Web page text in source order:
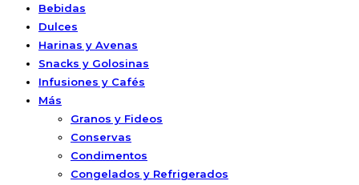
Bebidas
Dulces
Harinas y Avenas
Snacks y Golosinas
Infusiones y Cafés
Más
Granos y Fideos
Conservas
Condimentos
Congelados y Refrigerados